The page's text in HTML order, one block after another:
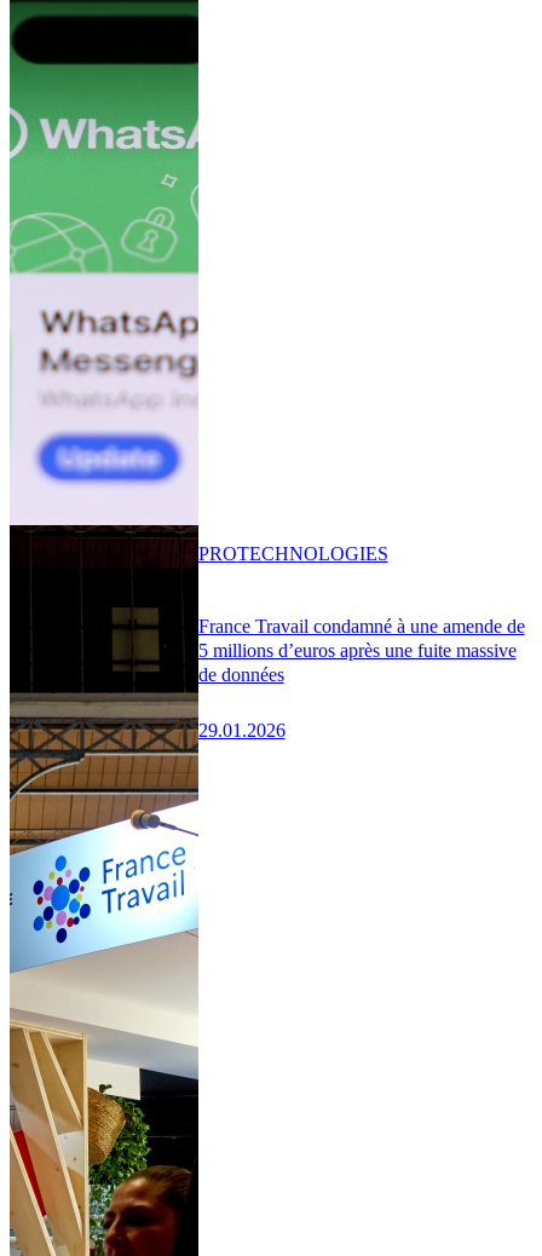
France Travail condamné à une amende de
5 millions d’euros après une fuite massive
de données
29.01.2026
PROTECHNOLOGIES